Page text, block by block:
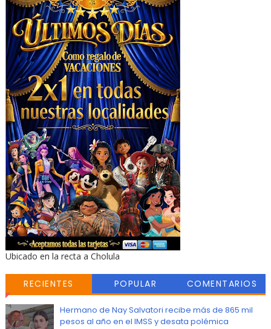
Ubicado en la recta a Cholula
RECIENTES POPULAR COMENTARIOS
Hermano de Nay Salvatori recibe más de 865 mil
pesos al año en el IMSS y desata polémica